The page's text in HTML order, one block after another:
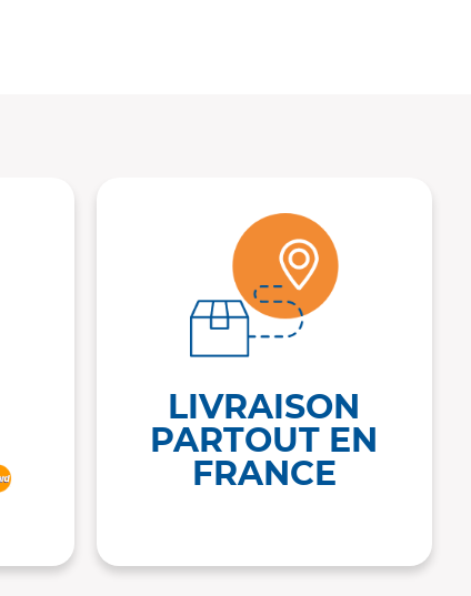
LIVRAISON
PARTOUT EN
FRANCE